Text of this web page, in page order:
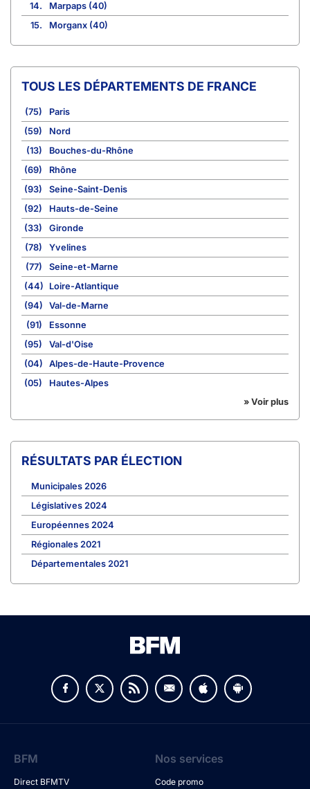
14.
Marpaps (40)
15.
Morganx (40)
TOUS LES DÉPARTEMENTS DE FRANCE
(75)
Paris
(59)
Nord
(13)
Bouches-du-Rhône
(69)
Rhône
(93)
Seine-Saint-Denis
(92)
Hauts-de-Seine
(33)
Gironde
(78)
Yvelines
(77)
Seine-et-Marne
(44)
Loire-Atlantique
(94)
Val-de-Marne
(91)
Essonne
(95)
Val-d'Oise
(04)
Alpes-de-Haute-Provence
(05)
Hautes-Alpes
» Voir plus
RÉSULTATS PAR ÉLECTION
Municipales 2026
Législatives 2024
Européennes 2024
Régionales 2021
Départementales 2021
BFM
Direct BFMTV
Nos services
Code promo